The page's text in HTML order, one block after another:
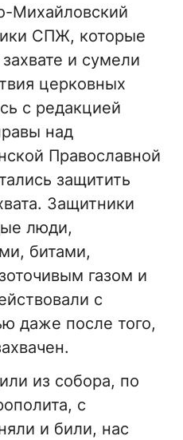
Михайловский
СПЖ, которые
и сумели
церковных
с редакцией
над
Православной
защитить
Защитники
люди,
битами,
газом и
с
даже после того,
из собора, по
с
и били, нас